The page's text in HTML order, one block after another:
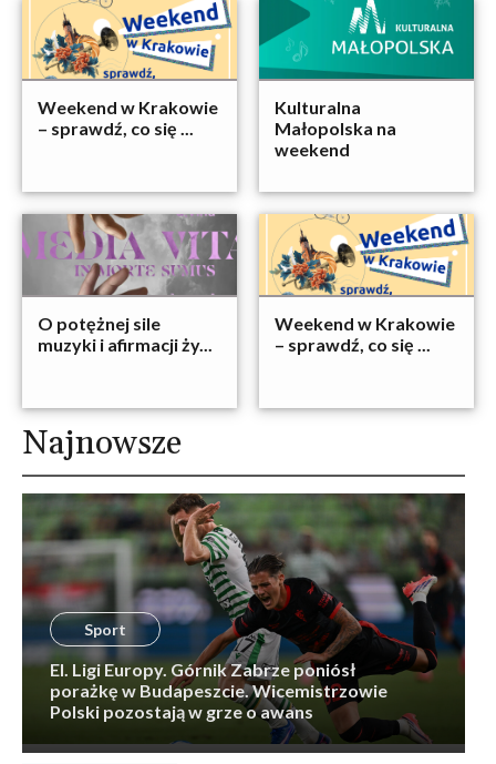
Weekend w Krakowie
– sprawdź, co się ...
Kulturalna
Małopolska na
weekend
O potężnej sile
muzyki i afirmacji ży...
Weekend w Krakowie
– sprawdź, co się ...
Najnowsze
Sport
El. Ligi Europy. Górnik Zabrze poniósł
porażkę w Budapeszcie. Wicemistrzowie
Polski pozostają w grze o awans